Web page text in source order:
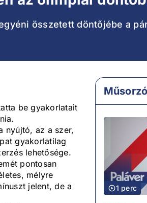
összetett döntőjébe a
be gyakorlatait
nyújtó, az a szer,
gyakorlatilag
lehetősége.
pontosan
mélyre
jelent, de a
1 perc